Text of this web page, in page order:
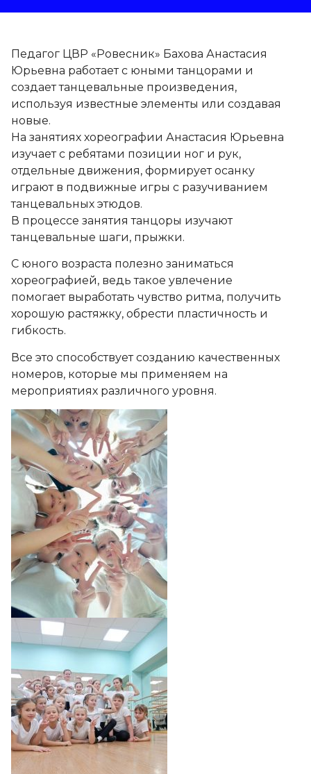
Педагог ЦВР «Ровесник» Бахова Анастасия
Юрьевна работает с юными танцорами и
создает танцевальные произведения,
используя известные элементы или создавая
новые.
На занятиях хореографии Анастасия Юрьевна
изучает с ребятами позиции ног и рук,
отдельные движения, формирует осанку
играют в подвижные игры с разучиванием
танцевальных этюдов.
В процессе занятия танцоры изучают
танцевальные шаги, прыжки.
С юного возраста полезно заниматься
хореографией, ведь такое увлечение
помогает выработать чувство ритма, получить
хорошую растяжку, обрести пластичность и
гибкость.
Все это способствует созданию качественных
номеров, которые мы применяем на
мероприятиях различного уровня.